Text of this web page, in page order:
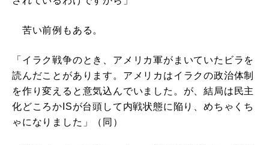
苦い前例もある。
「イラク戦争のとき、アメリカ軍がまいていたビラを
読んだことがあります。アメリカはイラクの政治体制
を作り変えると意気込んでいました。が、結局は民主
化どころかISが台頭して内戦状態に陥り、めちゃくち
ゃになりました」（同）